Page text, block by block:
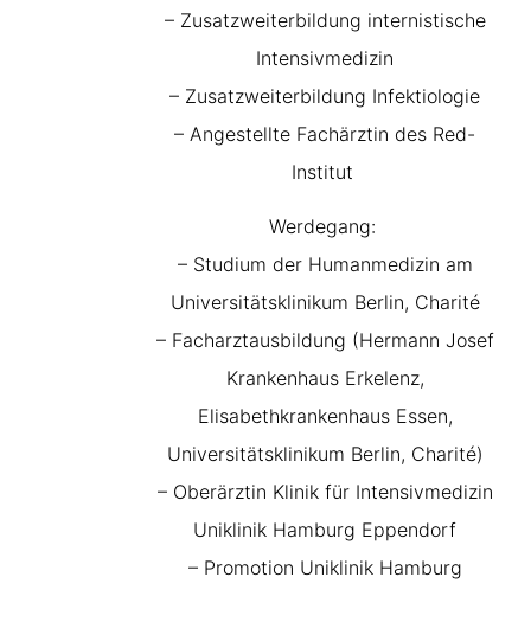
– Zusatzweiterbildung internistische
Intensivmedizin
– Zusatzweiterbildung Infektiologie
– Angestellte Fachärztin des Red-
Institut
Werdegang:
– Studium der Humanmedizin am
Universitätsklinikum Berlin, Charité
– Facharztausbildung (Hermann Josef
Krankenhaus Erkelenz,
Elisabethkrankenhaus Essen,
Universitätsklinikum Berlin, Charité)
– Oberärztin Klinik für Intensivmedizin
Uniklinik Hamburg Eppendorf
– Promotion Uniklinik Hamburg